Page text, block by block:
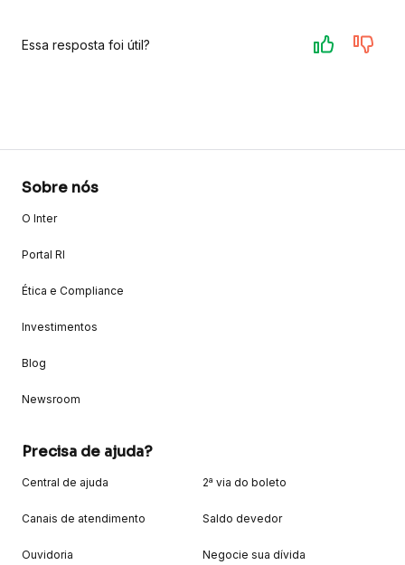
Essa resposta foi útil?
Sobre nós
O Inter
Portal RI
Ética e Compliance
Investimentos
Blog
Newsroom
Precisa de ajuda?
Central de ajuda
Canais de atendimento
Ouvidoria
2ª via do boleto
Saldo devedor
Negocie sua dívida